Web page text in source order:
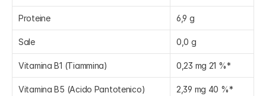
Proteine 6,9 g
Sale 0,0 g
Vitamina B1 (Tiammina) 0,23 mg 21 %*
Vitamina B5 (Acido Pantotenico) 2,39 mg 40 %*